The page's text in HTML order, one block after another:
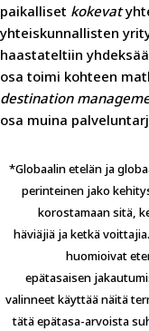
paikalliset kokevat
yhteiskunnallisten
haastateltiin
osa toimi kohteen
destination
osa muina
*Globaalin etelän ja
perinteinen jako
korostamaan sitä,
häviäjiä ja ketkä
huomioivat
epätasaisen
valinneet käyttää näitä
tätä epätasa-arvoista